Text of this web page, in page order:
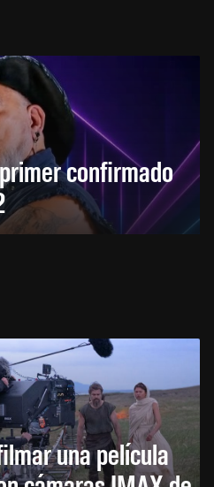
confirmado
una película